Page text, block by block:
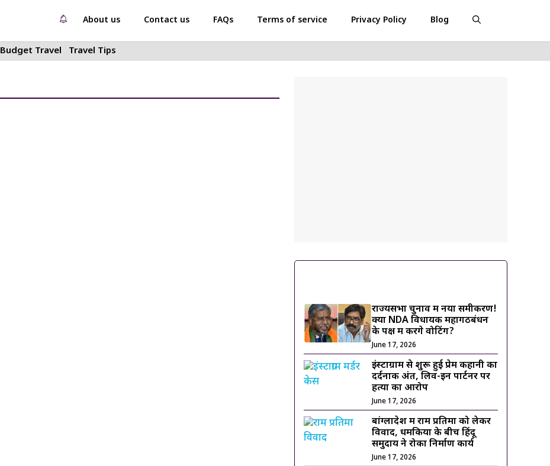
About us Contact us FAQs Terms of service Privacy Policy Blog
Budget Travel Travel Tips
राज्यसभा चुनाव में नया समीकरण!
क्या NDA विधायक महागठबंधन
के पक्ष में करेंगे वोटिंग?
June 17, 2026
इंस्टाग्राम से शुरू हुई प्रेम कहानी का
दर्दनाक अंत, लिव-इन पार्टनर पर
हत्या का आरोप
June 17, 2026
बांग्लादेश में राम प्रतिमा को लेकर
विवाद, धमकियों के बीच हिंदू
समुदाय ने रोका निर्माण कार्य
June 17, 2026